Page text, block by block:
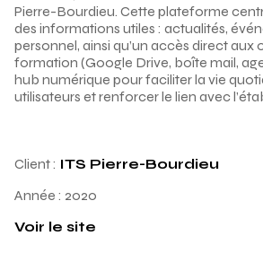
Pierre-Bourdieu. Cette plateforme
des informations utiles : actualités,
personnel, ainsi qu’un accès direct aux
formation (Google Drive, boîte mail,
hub numérique pour faciliter la vie
utilisateurs et renforcer le lien avec
Client : ITS Pierre-Bourdieu
Année : 2020
Voir le site